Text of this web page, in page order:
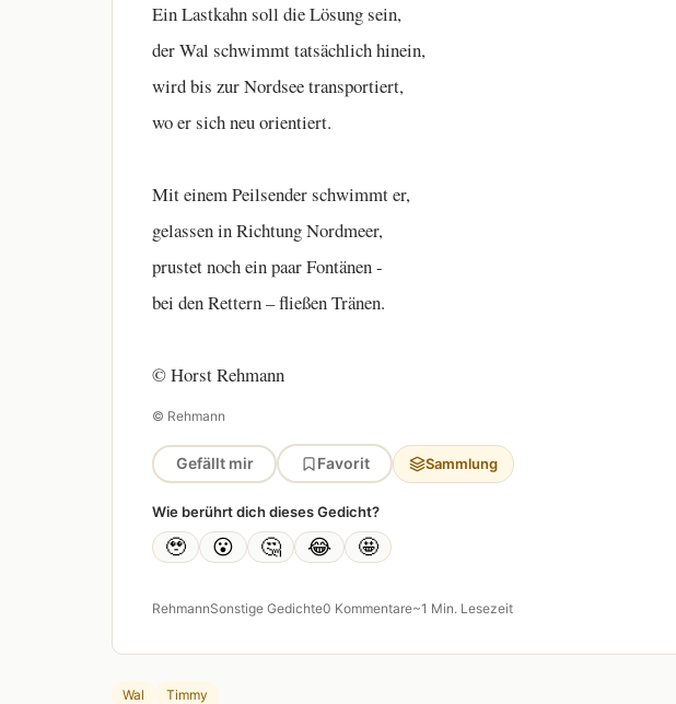
Ein Lastkahn soll die Lösung sein,
der Wal schwimmt tatsächlich hinein,
wird bis zur Nordsee transportiert,
wo er sich neu orientiert.
Mit einem Peilsender schwimmt er,
gelassen in Richtung Nordmeer,
prustet noch ein paar Fontänen -
bei den Rettern – fließen Tränen.
© Horst Rehmann
© Rehmann
Gefällt mir Favorit Sammlung
Wie berührt dich dieses Gedicht?
🥹 😮 🤔 😂 🤩
RehmannSonstige Gedichte0 Kommentare~1 Min. Lesezeit
Wal Timmy